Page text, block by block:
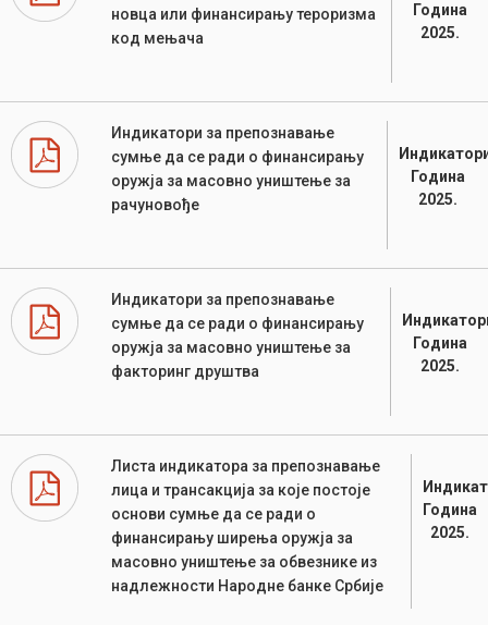
новца или финансирању тероризма
код мењача
Година
2025.
Индикатори за препознавање
сумње да се ради о финансирању
оружја за масовно уништење за
рачуновође
Година
2025.
Индикатори за препознавање
сумње да се ради о финансирању
оружја за масовно уништење за
факторинг друштва
Година
2025.
Листа индикатора за препознавање
лица и трансакција за које постоје
основи сумње да се ради о
финансирању ширења оружја за
масовно уништење за обвезнике из
надлежности Народне банке Србије
Година
2025.